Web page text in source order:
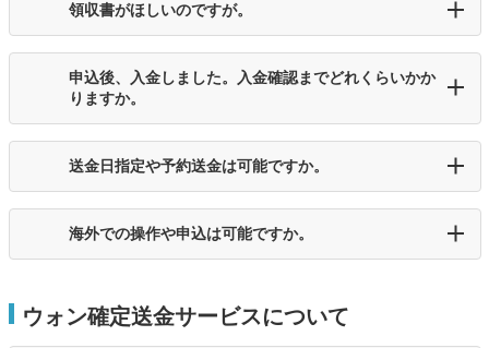
領収書がほしいのですが。
申込後、入金しました。入金確認までどれくらいかか
りますか。
送金日指定や予約送金は可能ですか。
海外での操作や申込は可能ですか。
ウォン確定送金サービスについて